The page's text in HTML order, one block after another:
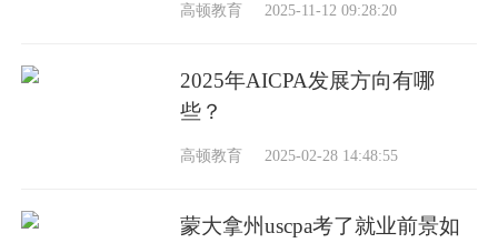
高顿教育 2025-11-12 09:28:20
2025年AICPA发展方向有哪
些？
高顿教育 2025-02-28 14:48:55
蒙大拿州uscpa考了就业前景如